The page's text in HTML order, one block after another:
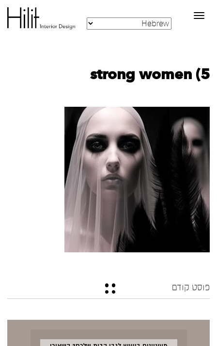
Toggle
navigation
strong women (5
פוסט קודם